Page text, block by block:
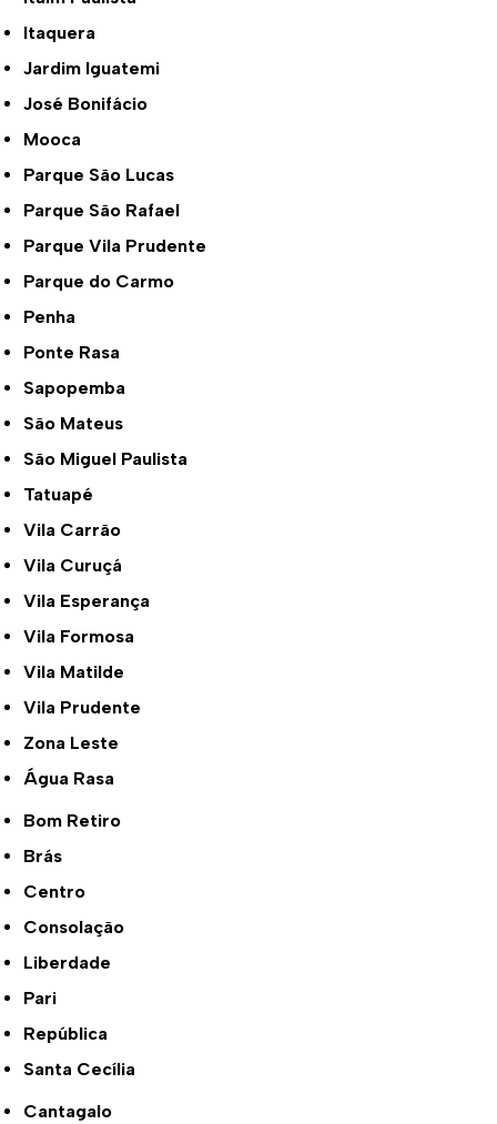
Itaquera
Jardim Iguatemi
José Bonifácio
Mooca
Parque São Lucas
Parque São Rafael
Parque Vila Prudente
Parque do Carmo
Penha
Ponte Rasa
Sapopemba
São Mateus
São Miguel Paulista
Tatuapé
Vila Carrão
Vila Curuçá
Vila Esperança
Vila Formosa
Vila Matilde
Vila Prudente
Zona Leste
Água Rasa
Bom Retiro
Brás
Centro
Consolação
Liberdade
Pari
República
Santa Cecília
Cantagalo